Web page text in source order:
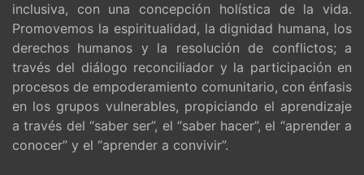
inclusiva, con una concepción holística de la vida.
Promovemos la espiritualidad, la dignidad humana, los
derechos humanos y la resolución de conflictos; a
través del diálogo reconciliador y la participación en
procesos de empoderamiento comunitario, con énfasis
en los grupos vulnerables, propiciando el aprendizaje
a través del “saber ser”, el “saber hacer”, el “aprender a
conocer” y el “aprender a convivir”.